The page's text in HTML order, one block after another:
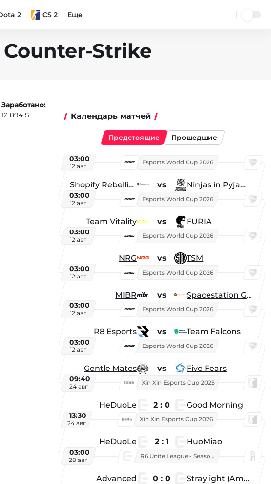
2 CS 2 Еще
Strike
Заработано:
12 894 $
Календарь матчей
Предстоящие Прошедшие
03:00
12 авг
Esports World Cup 2026
Shopify Rebellion vs Ninjas in Pyjamas
03:00
12 авг
Esports World Cup 2026
Team Vitality vs FURIA
03:00
12 авг
Esports World Cup 2026
NRG vs TSM
03:00
12 авг
Esports World Cup 2026
MIBR vs Spacestation Gaming
03:00
12 авг
Esports World Cup 2026
R8 Esports vs Team Falcons
03:00
12 авг
Esports World Cup 2026
Gentle Mates vs Five Fears
09:40
24 авг
Xin Xin Esports Cup 2025
HeDuoLe 2 : 0 Good Morning
13:30
24 авг
Xin Xin Esports Cup 2026
HeDuoLe 2 : 1 HuoMiao
03:00
28 авг
R6 Unite League - Season 1
Advanced 0 : 0 Straylight (American team)